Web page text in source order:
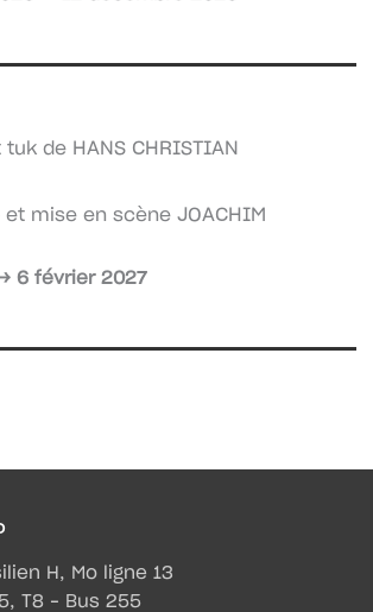
tuk de HANS CHRISTIAN
et mise en scène JOACHIM
6 février 2027
H, Mo ligne 13
T8 – Bus 255